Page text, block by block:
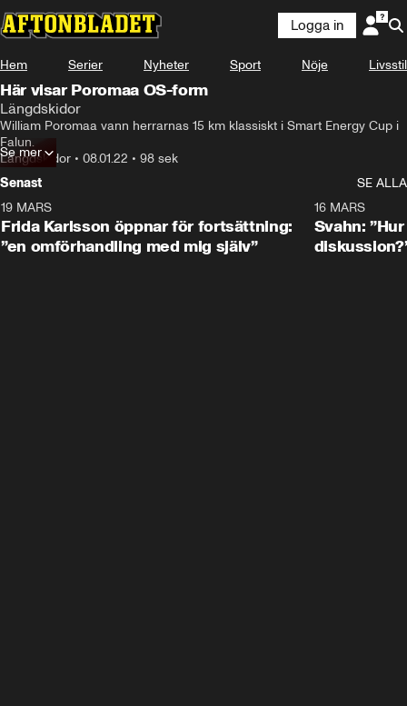
Logga in
Hem Serier Nyheter Sport Nöje Livsstil
Här visar Poromaa OS-form
Längdskidor
William Poromaa vann herrarnas 15 km klassiskt i Smart Energy Cup i
Falun.
Längdskidor • 08.01.22 • 98 sek
Se mer
Senast
SE ALLA
19 MARS
Frida Karlsson öppnar för fortsättning:
”en omförhandling med mig själv”
16 MARS
Svahn: